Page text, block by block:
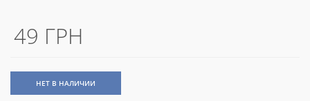
49 ГРН
НЕТ В НАЛИЧИИ